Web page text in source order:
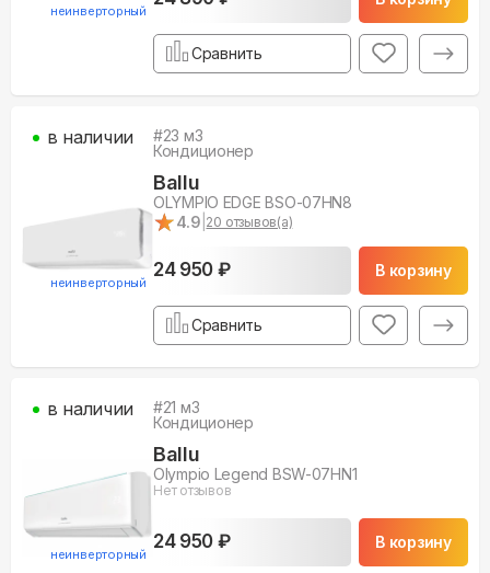
неинверторный
Сравнить
неинверторный
#23 м3
Кондиционер
Ballu
OLYMPIO EDGE BSO-07HN8
★
★4.9 20 отзывов(а)
24 950 ₽ В корзину
в наличии
Сравнить
неинверторный
#21 м3
Кондиционер
Ballu
Olympio Legend BSW-07HN1
Нет отзывов
24 950 ₽ В корзину
в наличии